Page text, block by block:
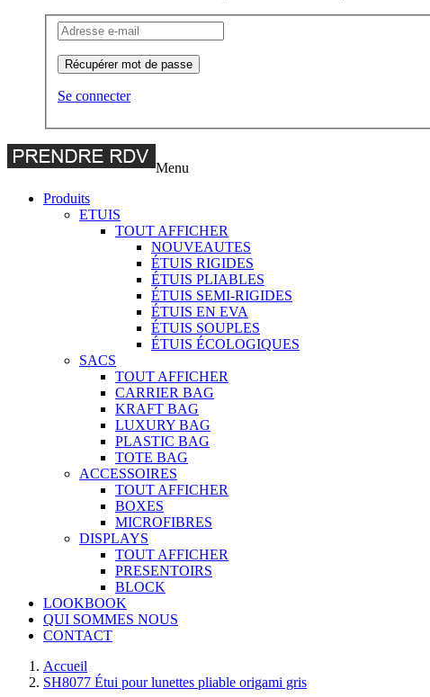
Récupérer mot de passe
Se connecter
Menu
Produits
ETUIS
TOUT AFFICHER
NOUVEAUTES
ÉTUIS RIGIDES
ÉTUIS PLIABLES
ÉTUIS SEMI-RIGIDES
ÉTUIS EN EVA
ÉTUIS SOUPLES
ÉTUIS ÉCOLOGIQUES
SACS
TOUT AFFICHER
CARRIER BAG
KRAFT BAG
LUXURY BAG
PLASTIC BAG
TOTE BAG
ACCESSOIRES
TOUT AFFICHER
BOXES
MICROFIBRES
DISPLAYS
TOUT AFFICHER
PRESENTOIRS
BLOCK
LOOKBOOK
QUI SOMMES NOUS
CONTACT
MainAccueil
SH8077 Étui pour lunettes pliable origami gris